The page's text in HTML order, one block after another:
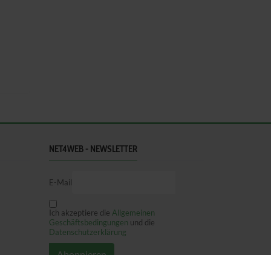
NET4WEB - NEWSLETTER
E-Mail
Ich akzeptiere die Allgemeinen
Geschäftsbedingungen und die
Datenschutzerklärung